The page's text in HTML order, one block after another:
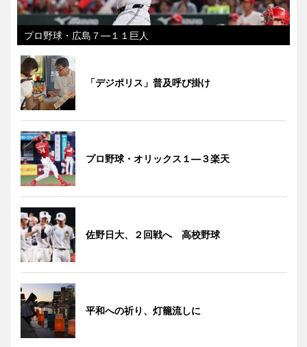
プロ野球・広島７―１１巨人
「デジポリス」普及呼び掛け
プロ野球・オリックス１―３楽天
佐野日大、２回戦へ 高校野球
平和への祈り、灯籠流しに